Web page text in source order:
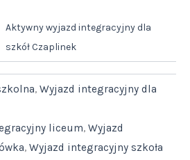
Aktywny wyjazd integracyjny dla
szkół Czaplinek
, Wyjazd integracyjny dla
liceum, Wyjazd
, Wyjazd integracyjny szkoła